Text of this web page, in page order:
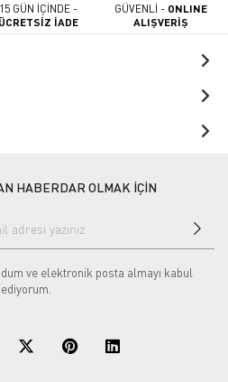
15 GÜN İÇİNDE -
ÜCRETSİZ İADE
GÜVENLİ - ONLINE
ALIŞVERİŞ
HABERDAR OLMAK İÇİN
ve elektronik posta almayı kabul
ediyorum.